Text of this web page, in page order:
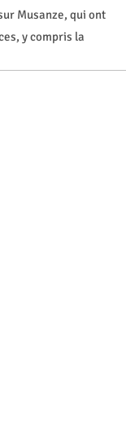
Musanze, qui ont
y compris la